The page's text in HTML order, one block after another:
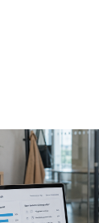
vás